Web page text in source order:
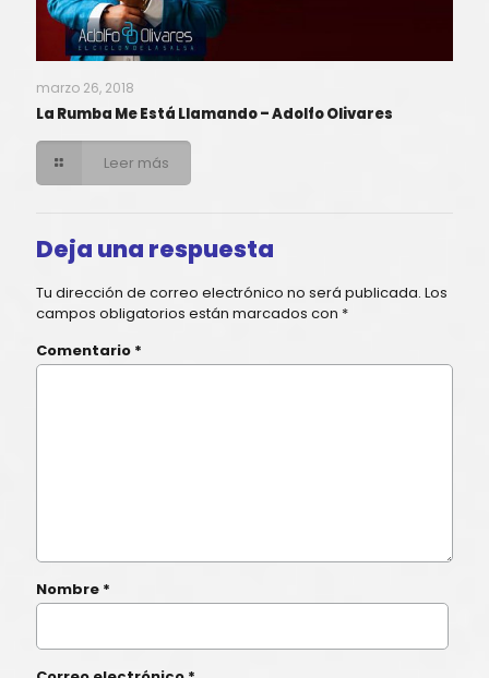
marzo 26, 2018
La Rumba Me Está Llamando – Adolfo Olivares
Leer más
Deja una respuesta
Tu dirección de correo electrónico no será publicada. Los
campos obligatorios están marcados con *
Comentario *
Nombre *